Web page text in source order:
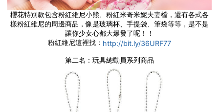
櫻花特別款包含粉紅維尼小熊、粉紅米奇米妮夫妻檔，還有各式各
樣粉紅維尼的周邊商品，像是玻璃杯、手提袋、筆袋等等，是不是
讓你少女心都大爆發了呢！！
粉紅維尼這裡找： http://bit.ly/36URF77
第二名：玩具總動員系列商品